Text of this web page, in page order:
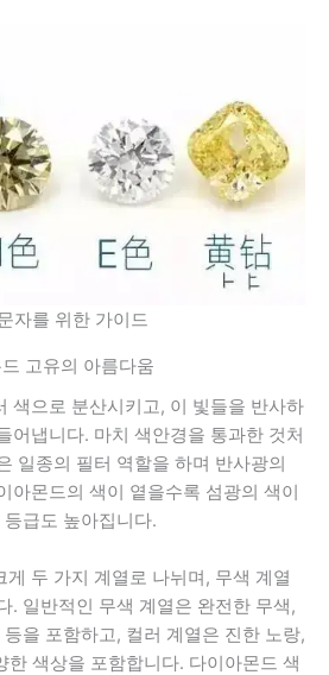
자를 위한 가이드
고유의 아름다움
색으로 분산시키고, 이 빛들을 반사하
어냅니다. 마치 색안경을 통과한 것처
일종의 필터 역할을 하며 반사광의
아몬드의 색이 옅을수록 섬광의 색이
급도 높아집니다.
게 두 가지 계열로 나뉘며, 무색 계열
. 일반적인 무색 계열은 완전한 무색,
을 포함하고, 컬러 계열은 진한 노랑,
한 색상을 포함합니다. 다이아몬드 색